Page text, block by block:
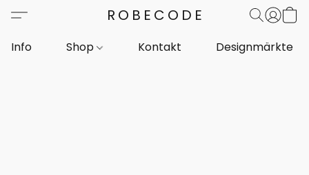
ROBECODE
Info Shop Kontakt Designmärkte